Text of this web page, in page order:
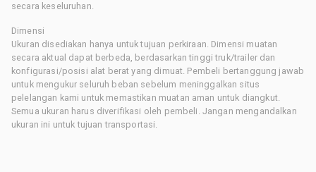
secara keseluruhan.
Dimensi
Ukuran disediakan hanya untuk tujuan perkiraan. Dimensi muatan
secara aktual dapat berbeda, berdasarkan tinggi truk/trailer dan
konfigurasi/posisi alat berat yang dimuat. Pembeli bertanggung jawab
untuk mengukur seluruh beban sebelum meninggalkan situs
pelelangan kami untuk memastikan muatan aman untuk diangkut.
Semua ukuran harus diverifikasi oleh pembeli. Jangan mengandalkan
ukuran ini untuk tujuan transportasi.